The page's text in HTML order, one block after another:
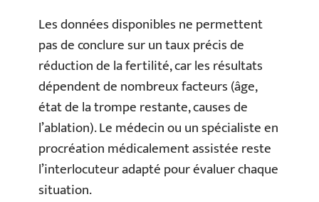
Les données disponibles ne permettent
pas de conclure sur un taux précis de
réduction de la fertilité, car les résultats
dépendent de nombreux facteurs (âge,
état de la trompe restante, causes de
l’ablation). Le médecin ou un spécialiste en
procréation médicalement assistée reste
l’interlocuteur adapté pour évaluer chaque
situation.